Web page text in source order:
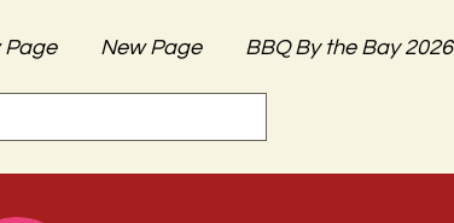
Page New Page BBQ By the Bay 2026